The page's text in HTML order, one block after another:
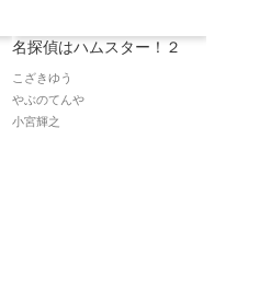
名探偵はハムスター！２
こざきゆう
やぶのてんや
小宮輝之